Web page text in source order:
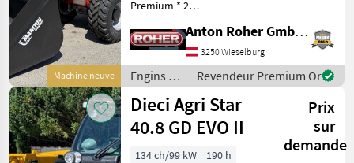
Machine neuve
Premium * 2
Schnellwechsler * hydr.
Geräteverriegelung * LED
Arbeitsscheinwerfer *
Klimaanlage mit Heizung *
Luftgefe
Anton Roher GmbH (ACA Center Roher)
3250 Wieselburg
Engins de
chantier /
Manitou
Revendeur Premium Or
Dieci Agri Star
40.8 GD EVO II
Prix
sur
demande
134 ch/99 kW
190 h